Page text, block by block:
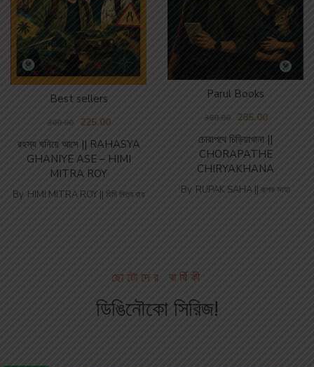
রহস্য ঘনিয়ে আসে || RAHASYA
GHANIYE ASE – HIMI
MITRA ROY
Best sellers
300.00 225.00
By HIMI MITRA ROY || হিমি মিত্র রায়
চোরাপথে চিড়িয়াখানা ||
CHORAPATHE
CHIRYAKHANA
Parul Books
380.00 285.00
By RUPAK SAHA || রূপক সাহা
ছোটোদের বার্ষিকী
ডিঙিনৌকো সিরিজ!